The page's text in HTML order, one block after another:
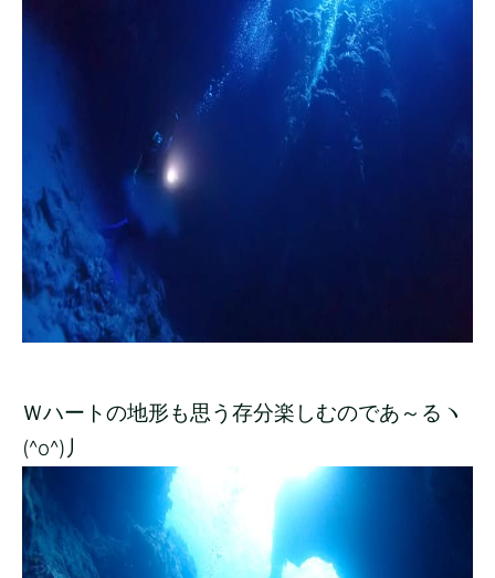
Ｗハートの地形も思う存分楽しむのであ～るヽ
(^o^)丿